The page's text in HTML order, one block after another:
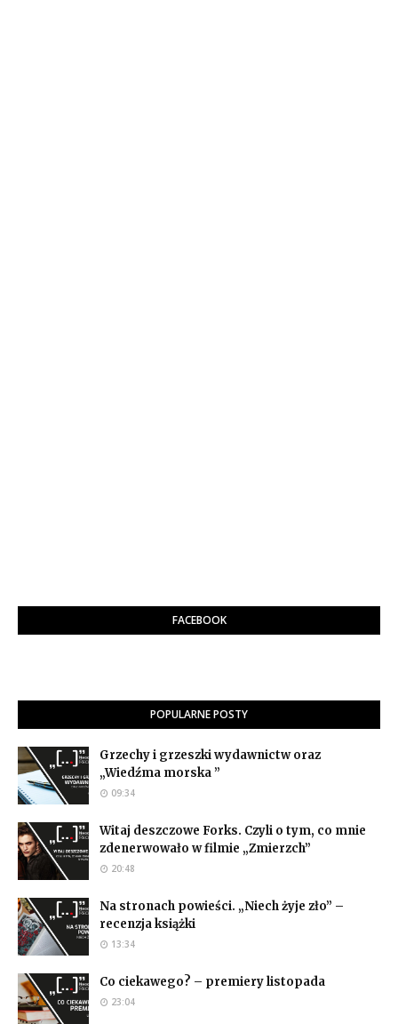
FACEBOOK
POPULARNE POSTY
Grzechy i grzeszki wydawnictw oraz
„Wiedźma morska ”
09:34
Witaj deszczowe Forks. Czyli o tym, co mnie
zdenerwowało w filmie „Zmierzch”
20:48
Na stronach powieści. „Niech żyje zło” –
recenzja książki
13:34
Co ciekawego? – premiery listopada
23:04